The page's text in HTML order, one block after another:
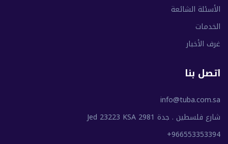
الأسئلة الشائعة
الخدمات
غرف الأخبار
اتصل بنا
info@tuba.com.sa
شارع فلسطين . جدة 2981 Jed 23223 KSA
+966553353394